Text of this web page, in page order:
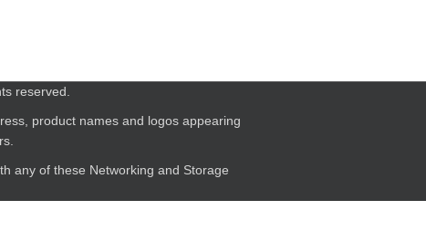
reserved.
product names and logos appearing
any of these Networking and Storage